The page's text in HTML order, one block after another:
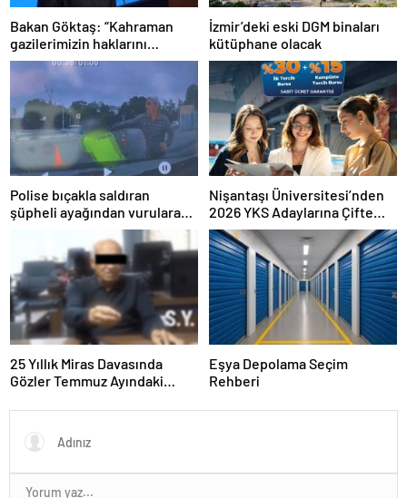
Bakan Göktaş: “Kahraman
gazilerimizin haklarını
güçlendiren yeni bir dönemin
kapılarını aralıyoruz”
İzmir’deki eski DGM binaları
kütüphane olacak
Polise bıçakla saldıran
şüpheli ayağından vurularak
Nişantaşı Üniversitesi’nden
2026 YKS Adaylarına Çifte
Güvence: Sabit Ücret ve
Kesintisiz Burs
25 Yıllık Miras Davasında
Gözler Temmuz Ayındaki
Eşya Depolama Seçim
Rehberi